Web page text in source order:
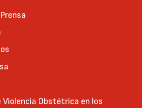
Violencia Obstétrica en los